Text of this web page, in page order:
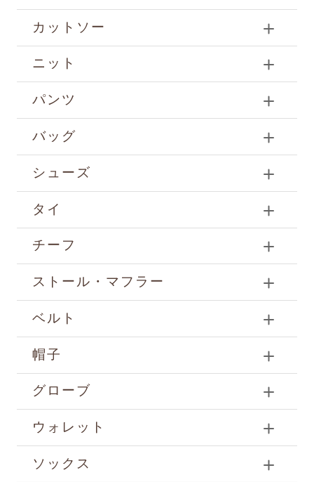
カットソー
ニット
パンツ
バッグ
シューズ
タイ
チーフ
ストール・マフラー
ベルト
帽子
グローブ
ウォレット
ソックス